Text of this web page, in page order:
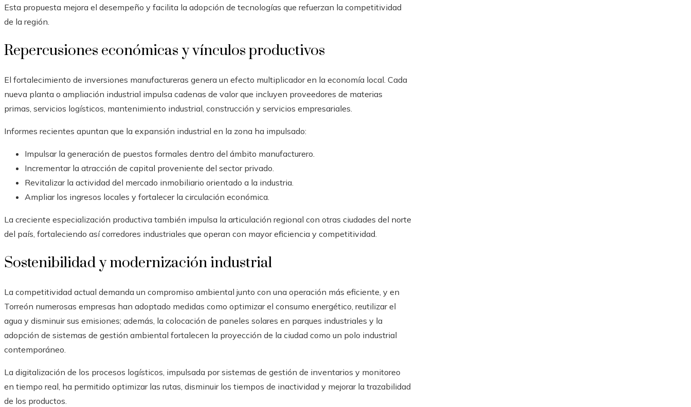
Esta propuesta mejora el desempeño y facilita la adopción de tecnologías que refuerzan la competitividad
de la región.
Repercusiones económicas y vínculos productivos
El fortalecimiento de inversiones manufactureras genera un efecto multiplicador en la economía local. Cada
nueva planta o ampliación industrial impulsa cadenas de valor que incluyen proveedores de materias
primas, servicios logísticos, mantenimiento industrial, construcción y servicios empresariales.
Informes recientes apuntan que la expansión industrial en la zona ha impulsado:
Impulsar la generación de puestos formales dentro del ámbito manufacturero.
Incrementar la atracción de capital proveniente del sector privado.
Revitalizar la actividad del mercado inmobiliario orientado a la industria.
Ampliar los ingresos locales y fortalecer la circulación económica.
La creciente especialización productiva también impulsa la articulación regional con otras ciudades del norte
del país, fortaleciendo así corredores industriales que operan con mayor eficiencia y competitividad.
Sostenibilidad y modernización industrial
La competitividad actual demanda un compromiso ambiental junto con una operación más eficiente, y en
Torreón numerosas empresas han adoptado medidas como optimizar el consumo energético, reutilizar el
agua y disminuir sus emisiones; además, la colocación de paneles solares en parques industriales y la
adopción de sistemas de gestión ambiental fortalecen la proyección de la ciudad como un polo industrial
contemporáneo.
La digitalización de los procesos logísticos, impulsada por sistemas de gestión de inventarios y monitoreo
en tiempo real, ha permitido optimizar las rutas, disminuir los tiempos de inactividad y mejorar la trazabilidad
de los productos.